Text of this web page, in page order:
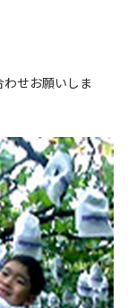
せお願いしま